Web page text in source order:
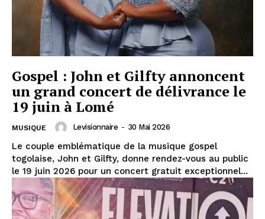
Gospel : John et Gilfty annoncent
un grand concert de délivrance le
19 juin à Lomé
MUSIQUE Levisionnaire - 30 Mai 2026
Le couple emblématique de la musique gospel
togolaise, John et Gilfty, donne rendez-vous au public
le 19 juin 2026 pour un concert gratuit exceptionnel...